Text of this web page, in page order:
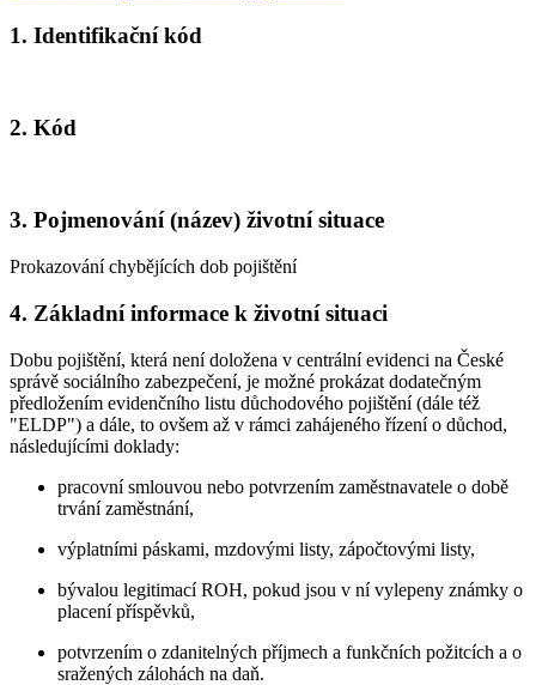
1. Identifikační kód
2. Kód
3. Pojmenování (název) životní situace
Prokazování chybějících dob pojištění
4. Základní informace k životní situaci
Dobu pojištění, která není doložena v centrální evidenci na České
správě sociálního zabezpečení, je možné prokázat dodatečným
předložením evidenčního listu důchodového pojištění (dále též
"ELDP") a dále, to ovšem až v rámci zahájeného řízení o důchod,
následujícími doklady:
pracovní smlouvou nebo potvrzením zaměstnavatele o době
trvání zaměstnání,
výplatními páskami, mzdovými listy, zápočtovými listy,
bývalou legitimací ROH, pokud jsou v ní vylepeny známky o
placení příspěvků,
potvrzením o zdanitelných příjmech a funkčních požitcích a o
sražených zálohách na daň.